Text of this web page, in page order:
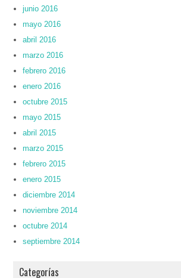
junio 2016
mayo 2016
abril 2016
marzo 2016
febrero 2016
enero 2016
octubre 2015
mayo 2015
abril 2015
marzo 2015
febrero 2015
enero 2015
diciembre 2014
noviembre 2014
octubre 2014
septiembre 2014
Categorías